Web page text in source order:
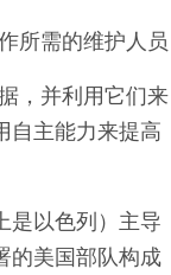
所需的维护人员
，并利用它们来
自主能力来提高
是以色列）主导
的美国部队构成